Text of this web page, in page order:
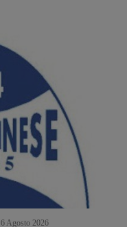
6 Agosto 2026